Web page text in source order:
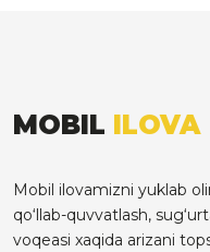
MOBIL ILOVA
Mobil ilovamizni yuklab
qo‘llab-quvvatlash,
voqeasi xaqida arizani